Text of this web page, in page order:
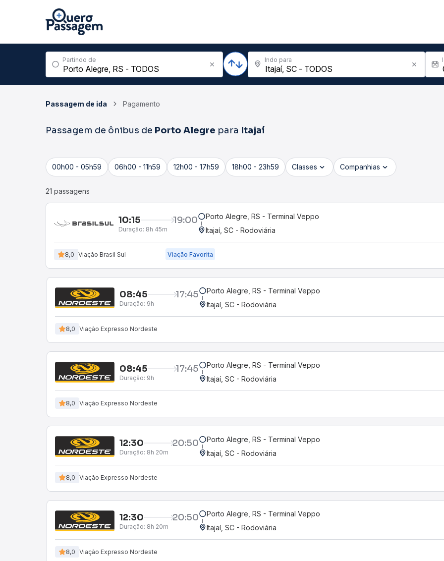
Partindo de Indo para
Passagem de ida Pagamento
Passagem de ônibus de Porto Alegre para Itajaí
00h00 - 05h59 06h00 - 11h59 12h00 - 17h59 18h00 - 23h59 Classes Companhias
21 passagens
10:15 19:00
Duração: 8h 45m
Porto Alegre, RS - Terminal Veppo
Itajaí, SC - Rodoviária
8,0 Viação Brasil Sul Viação Favorita
08:45 17:45
Duração: 9h
Porto Alegre, RS - Terminal Veppo
Itajaí, SC - Rodoviária
8,0 Viação Expresso Nordeste
08:45 17:45
Duração: 9h
Porto Alegre, RS - Terminal Veppo
Itajaí, SC - Rodoviária
8,0 Viação Expresso Nordeste
12:30 20:50
Duração: 8h 20m
Porto Alegre, RS - Terminal Veppo
Itajaí, SC - Rodoviária
8,0 Viação Expresso Nordeste
12:30 20:50
Duração: 8h 20m
Porto Alegre, RS - Terminal Veppo
Itajaí, SC - Rodoviária
8,0 Viação Expresso Nordeste